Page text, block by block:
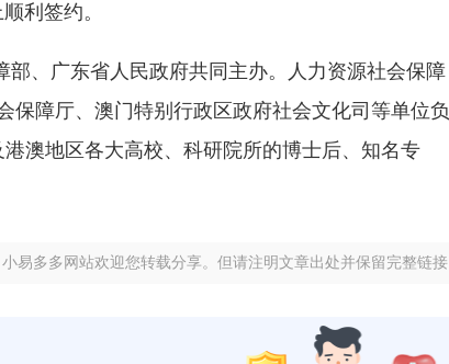
利签约。
部、广东省人民政府共同主办。人力资源社会保障
保障厅、澳门特别行政区政府社会文化司等单位负
澳地区各大高校、科研院所的博士后、知名专
易多多网站欢迎您转载分享。但请注明文章出处并保留完整链接